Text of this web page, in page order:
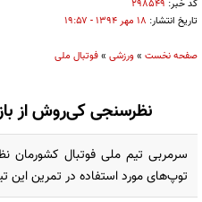
کد خبر: ۲۹۸۵۴۹
تاریخ انتشار: ۱۸ مهر ۱۳۹۴ - ۱۹:۵۷
صفحه نخست »ورزشی »فوتبال ملی
نظرسنجی کی‌روش از
سرمربی تیم ملی فوتبال کشورمان
توپ‌های مورد استفاده در تمرین این